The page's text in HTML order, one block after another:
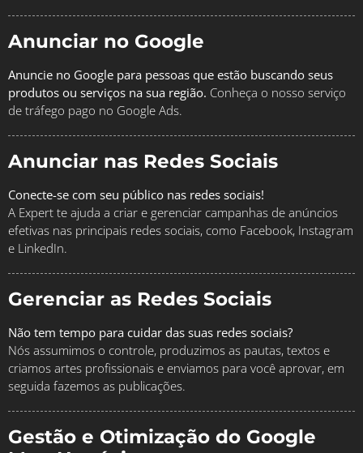
Anunciar no Google
Anuncie no Google para pessoas que estão buscando seus
produtos ou serviços na sua região. Conheça o nosso serviço
de tráfego pago no Google Ads.
Anunciar nas Redes Sociais
Conecte-se com seu público nas redes sociais!
A Expert te ajuda a criar e gerenciar campanhas de anúncios
efetivas nas principais redes sociais, como Facebook, Instagram
e LinkedIn.
Gerenciar as Redes Sociais
Não tem tempo para cuidar das suas redes sociais?
Nós assumimos o controle, produzimos as pautas, textos e
criamos artes profissionais e enviamos para você aprovar, em
seguida fazemos as publicações.
Gestão e Otimização do Google